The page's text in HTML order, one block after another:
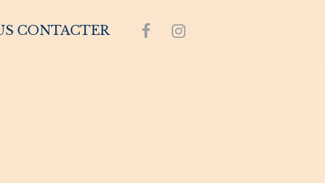
CONTACTER